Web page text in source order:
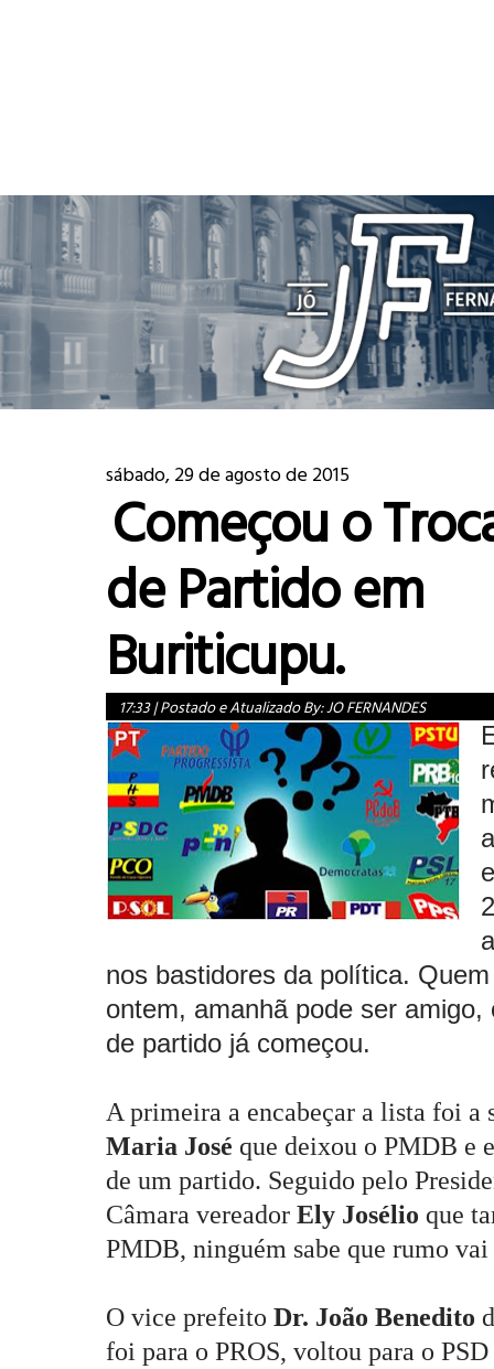
sábado, 29 de agosto de 2015
Começou o
de Partido em
Buriticupu.
17:33|Postado e Atualizado By:JO FERNANDES
nos bastidores da política.
ontem, amanhã pode ser amigo,
de partido já começou.
A primeira a encabeçar a lista foi a
Maria José que deixou o PMDB e
de um partido. Seguido pelo
Câmara vereador Ely Josélio que
PMDB, ninguém sabe que rumo
O vice prefeito Dr. João Benedito
foi para o PROS, voltou para o PSD